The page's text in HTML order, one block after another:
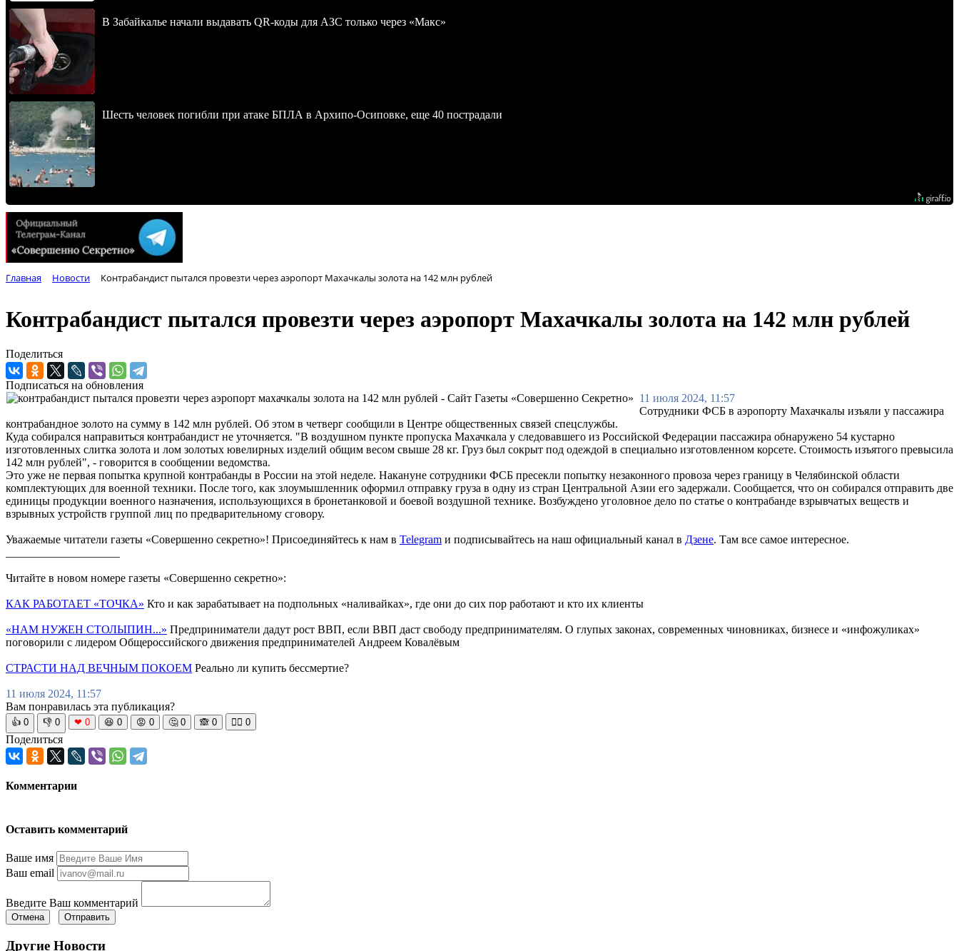
В Забайкалье начали выдавать QR-коды для АЗС только через «Макс»
Шесть человек погибли при атаке БПЛА в Архипо-Осиповке, еще 40 пострадали
Главная Новости Контрабандист пытался провезти через аэропорт Махачкалы золота на 142 млн рублей
Контрабандист пытался провезти через аэропорт Махачкалы золота на 142 млн рублей
Поделиться
Подписаться на обновления
11 июля 2024, 11:57
Сотрудники ФСБ в аэропорту Махачкалы изъяли у пассажира
контрабандное золото на сумму в 142 млн рублей. Об этом в четверг сообщили в Центре общественных связей спецслужбы.
Куда собирался направиться контрабандист не уточняется. "В воздушном пункте пропуска Махачкала у следовавшего из Российской Федерации пассажира обнаружено 54 кустарно
изготовленных слитка золота и лом золотых ювелирных изделий общим весом свыше 28 кг. Груз был сокрыт под одеждой в специально изготовленном корсете. Стоимость изъятого превысила
142 млн рублей", - говорится в сообщении ведомства.
Это уже не первая попытка крупной контрабанды в России на этой неделе. Накануне сотрудники ФСБ пресекли попытку незаконного провоза через границу в Челябинской области
комплектующих для военной техники. После того, как злоумышленник оформил отправку груза в одну из стран Центральной Азии его задержали. Сообщается, что он собирался отправить две
единицы продукции военного назначения, использующихся в бронетанковой и боевой воздушной технике. Возбуждено уголовное дело по статье о контрабанде взрывчатых веществ и
взрывных устройств группой лиц по предварительному сговору.
Уважаемые читатели газеты «Совершенно секретно»! Присоединяйтесь к нам в Telegram и подписывайтесь на наш официальный канал в Дзене. Там все самое интересное.
Читайте в новом номере газеты «Совершенно секретно»:
КАК РАБОТАЕТ «ТОЧКА» Кто и как зарабатывает на подпольных «наливайках», где они до сих пор работают и кто их клиенты
«НАМ НУЖЕН СТОЛЫПИН...» Предприниматели дадут рост ВВП, если ВВП даст свободу предпринимателям. О глупых законах, современных чиновниках, бизнесе и «инфожуликах»
поговорили с лидером Общероссийского движения предпринимателей Андреем Ковалёвым
СТРАСТИ НАД ВЕЧНЫМ ПОКОЕМ Реально ли купить бессмертие?
11 июля 2024, 11:57
Вам понравилась эта публикация?
👍 0 👎 0 ❤ 0 😆 0 😡 0 🤔 0 🙈 0 🧘‍♀️ 0
Поделиться
Комментарии
Оставить комментарий
Ваше имя
Ваш email
Введите Ваш комментарий
Отмена Отправить
Другие Новости